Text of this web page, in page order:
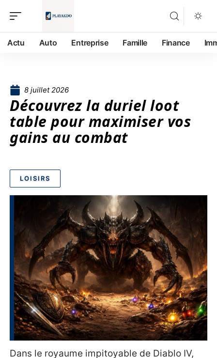
Actu Auto Entreprise Famille Finance
8 juillet 2026
Découvrez la duriel loot
table pour maximiser vos
gains au combat
LOISIRS
Dans le royaume impitoyable de Diablo IV,